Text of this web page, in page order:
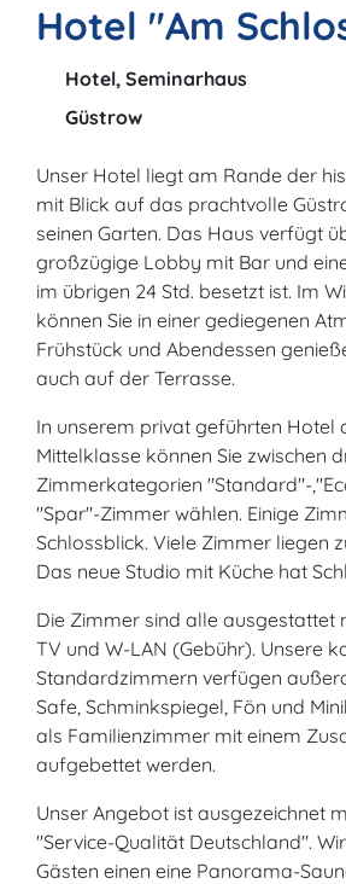
Hotel "Am
Hotel, Seminarhaus
Güstrow
Unser Hotel liegt am Rande der
mit Blick auf das prachtvolle
seinen Garten. Das Haus verfügt
großzügige Lobby mit Bar und
im übrigen 24 Std. besetzt ist. Im
können Sie in einer gediegenen
Frühstück und Abendessen
auch auf der Terrasse.
In unserem privat geführten Hotel
Mittelklasse können Sie zwischen
Zimmerkategorien "Standard"-
"Spar"-Zimmer wählen. Einige
Schlossblick. Viele Zimmer liegen
Das neue Studio mit Küche hat
Die Zimmer sind alle ausgestattet
TV und W-LAN (Gebühr). Unsere
Standardzimmern verfügen
Safe, Schminkspiegel, Fön und
als Familienzimmer mit einem
aufgebettet werden.
Unser Angebot ist ausgezeichnet
"Service-Qualität Deutschland".
Gästen einen eine Panorama-